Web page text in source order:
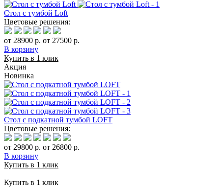
Стол с тумбой Loft
Цветовые решения:
от 28900 р. от 27500 р.
В корзину
Купить в 1 клик
Акция
Новинка
Стол с подкатной тумбой LOFT
Цветовые решения:
от 29800 р. от 26800 р.
В корзину
Купить в 1 клик
Купить в 1 клик